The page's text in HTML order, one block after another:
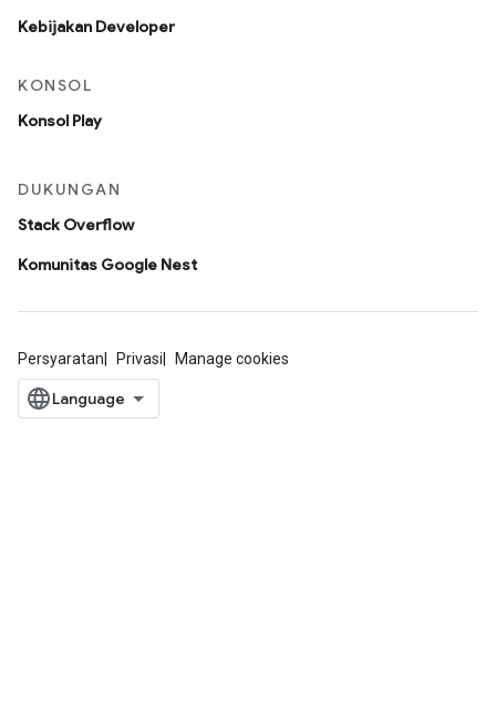
Kebijakan Developer
KONSOL
Konsol Play
DUKUNGAN
Stack Overflow
Komunitas Google Nest
Persyaratan Privasi Manage cookies